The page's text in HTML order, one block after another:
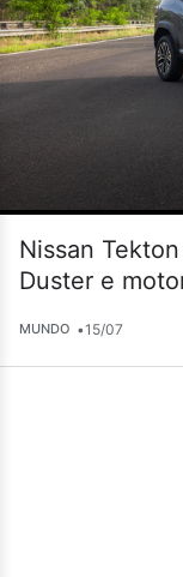
Nissan
Duster e
MUNDO •15/07